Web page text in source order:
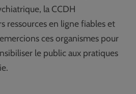
la CCDH
ressources en ligne fiables et
ces organismes pour
le public aux pratiques